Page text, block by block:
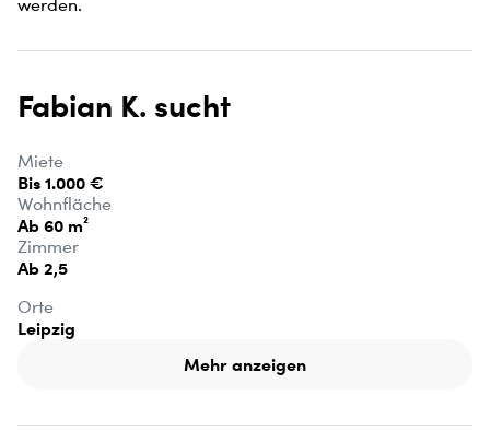
werden.
Fabian K. sucht
Miete
Bis 1.000 €
Wohnfläche
Ab 60 m²
Zimmer
Ab 2,5
Orte
Leipzig
Mehr anzeigen